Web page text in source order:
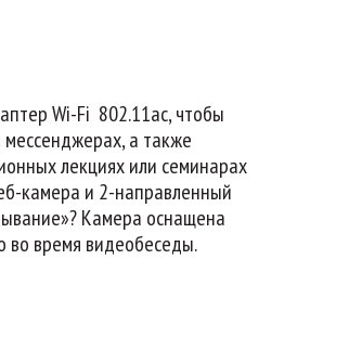
Wi-Fi 802.11ac, чтобы
а также
лекциях или семинарах
камера и 2-направленный
Камера оснащена
во время видеобеседы.